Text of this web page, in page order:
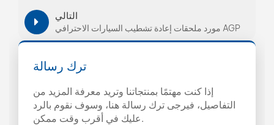
التالي
مورد ملحقات إعادة تشطيب السيارات الاحترافي AGP
ترك رسالة
إذا كنت مهتمًا بمنتجاتنا وتريد معرفة المزيد من
التفاصيل، فيرجى ترك رسالة هنا، وسوف نقوم بالرد
عليك في أقرب وقت ممكن.